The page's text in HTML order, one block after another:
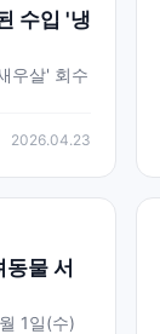
수입 '냉
우살' 회수
2026.04.23
물 서
1일(수)